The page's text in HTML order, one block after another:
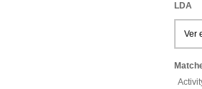
LDA
Ver